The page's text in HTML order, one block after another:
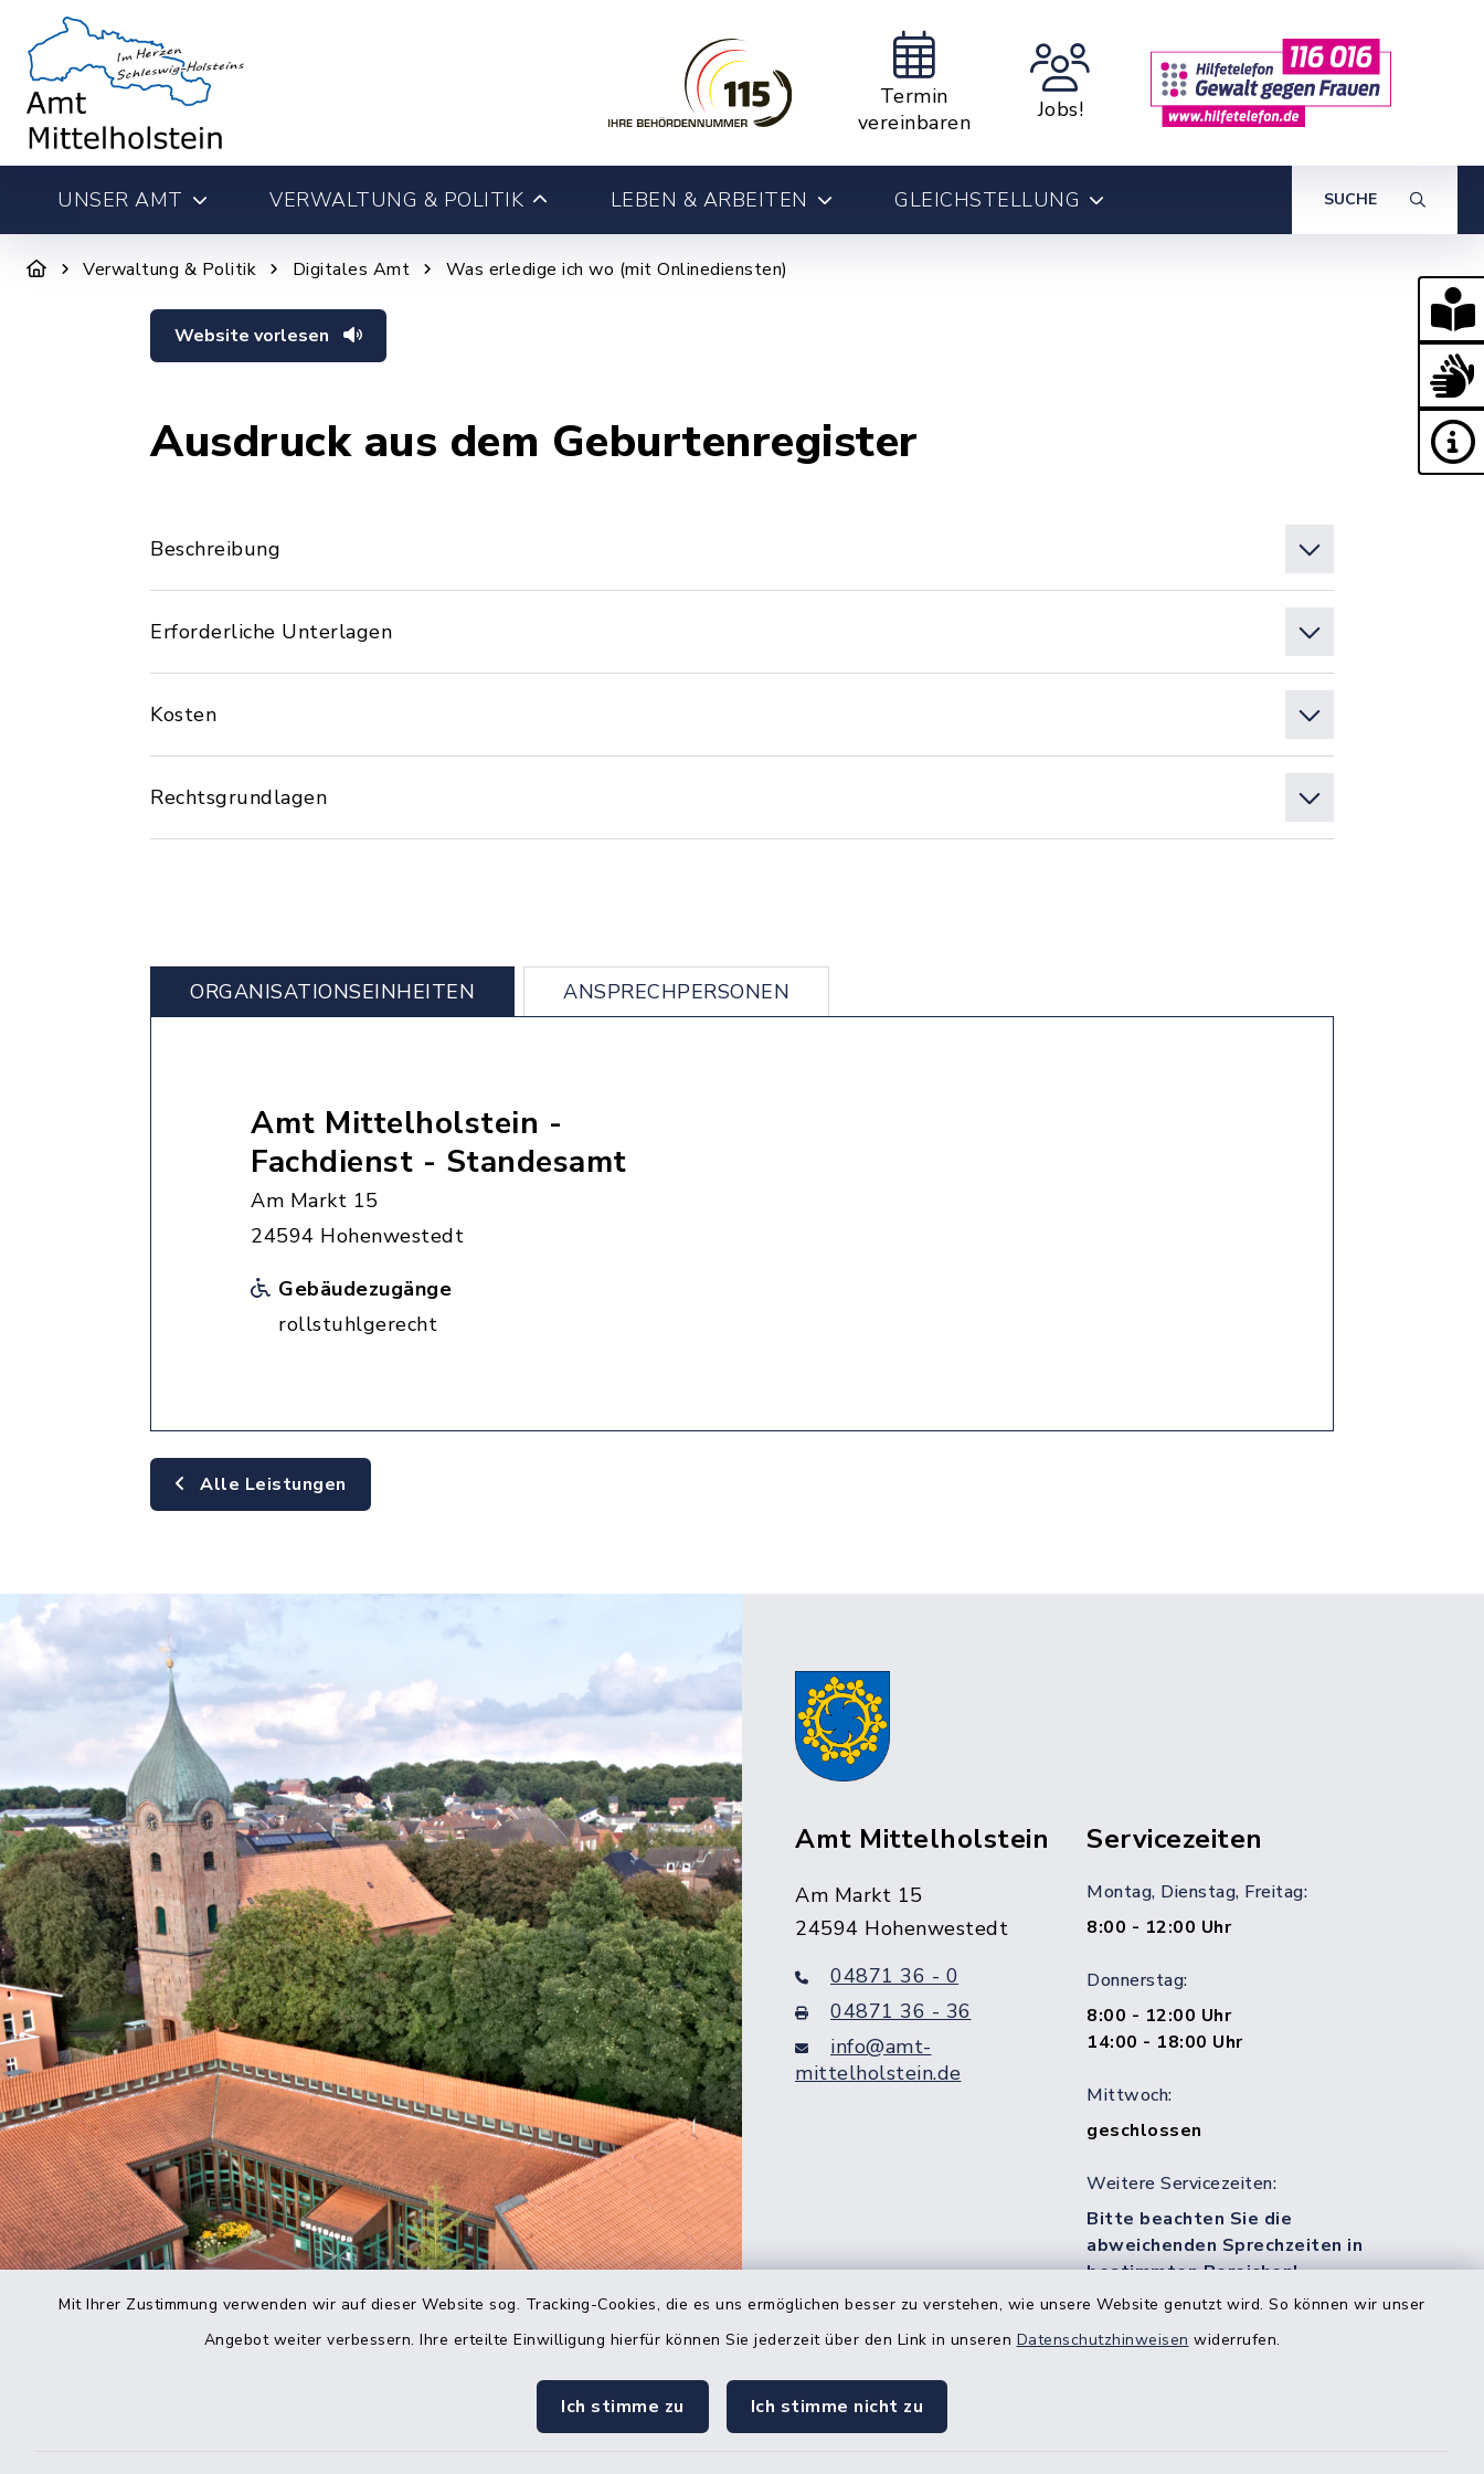
Mit Ihrer Zustimmung verwenden wir auf dieser Website sog. Tracking-Cookies, die es uns ermöglichen besser zu verstehen, wie unsere Website genutzt wird. So können wir unser
Angebot weiter verbessern. Ihre erteilte Einwilligung hierfür können Sie jederzeit über den Link in unseren Datenschutzhinweisen widerrufen.
Ich stimme zu Ich stimme nicht zu
Termin
vereinbaren
Jobs!
UNSER AMT VERWALTUNG & POLITIK LEBEN & ARBEITEN GLEICHSTELLUNG SUCHE
Verwaltung & Politik Digitales Amt Was erledige ich wo (mit Onlinediensten)
Website vorlesen
Ausdruck aus dem Geburtenregister
Beschreibung
Erforderliche Unterlagen
Kosten
Rechtsgrundlagen
ORGANISATIONS­EINHEITEN ANSPRECHPERSONEN
Amt Mittelholstein -
Fachdienst - Standesamt
Am Markt 15
24594 Hohenwestedt
Gebäudezugänge
rollstuhlgerecht
Alle Leistungen
Amt Mittelholstein
Am Markt 15
24594 Hohenwestedt
04871 36 - 0
04871 36 - 36
info@amt-
mittelholstein.de
Servicezeiten
Montag, Dienstag, Freitag:
8:00 - 12:00 Uhr
Donnerstag:
8:00 - 12:00 Uhr
14:00 - 18:00 Uhr
Mittwoch:
geschlossen
Weitere Servicezeiten:
Bitte beachten Sie die
abweichenden Sprechzeiten in
bestimmten Bereichen!
Quicklinks
Bürgerbüro Aukrug